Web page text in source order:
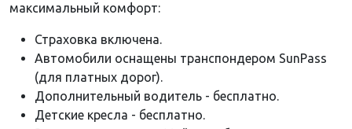
максимальный комфорт:
Страховка включена.
Автомобили оснащены транспондером SunPass
(для платных дорог).
Дополнительный водитель - бесплатно.
Детские кресла - бесплатно.